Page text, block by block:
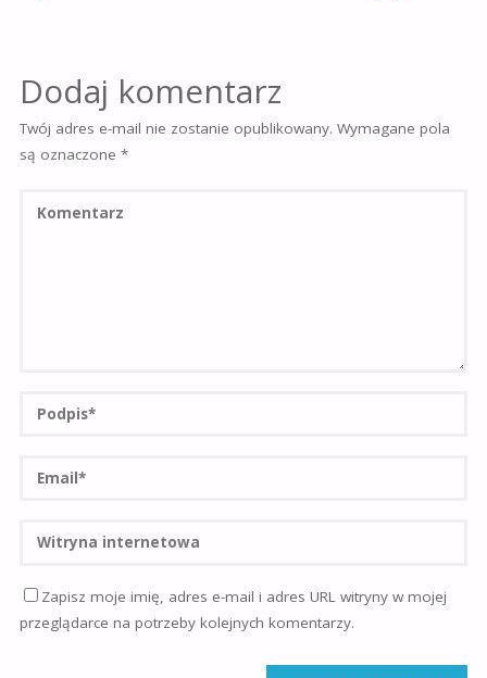
Dodaj komentarz
Twój adres e-mail nie zostanie opublikowany. Wymagane pola
są oznaczone *
Zapisz moje imię, adres e-mail i adres URL witryny w mojej
przeglądarce na potrzeby kolejnych komentarzy.